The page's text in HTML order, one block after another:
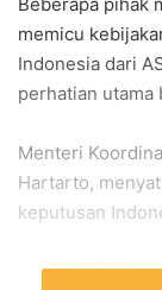
memicu
Indonesia dari
perhatian utama
Menteri
Hartarto,
keputusan
. “Amerika